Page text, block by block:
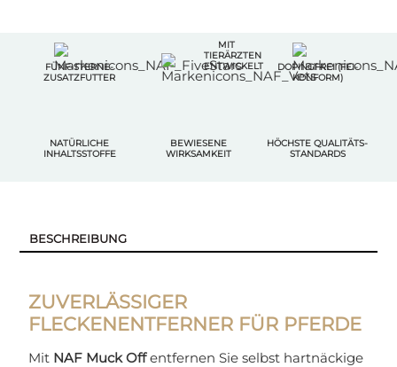
FÜNF-STERNE-
ZUSATZFUTTER
MIT
TIERÄRZTEN
ENTWICKELT
DOPINGFREI (FEI-
KONFORM)
NATÜRLICHE
INHALTSSTOFFE
BEWIESENE
WIRKSAMKEIT
HÖCHSTE QUALITÄTS-
STANDARDS
BESCHREIBUNG
ZUVERLÄSSIGER
FLECKENENTFERNER FÜR PFERDE
Mit NAF Muck Offentfernen Sie selbst hartnäckige